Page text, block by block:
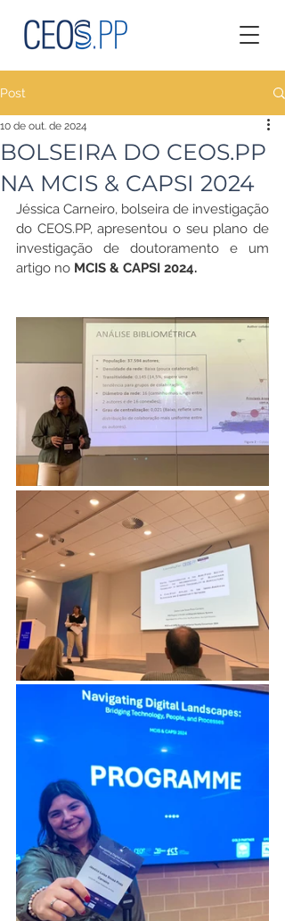
Post
BOLSEIRA DO CEOS.PP
NA MCIS & CAPSI 2024
10 de out. de 2024
Jéssica Carneiro, bolseira de investigação
do CEOS.PP, apresentou o seu plano de
investigação de doutoramento e um
artigo no MCIS & CAPSI 2024.